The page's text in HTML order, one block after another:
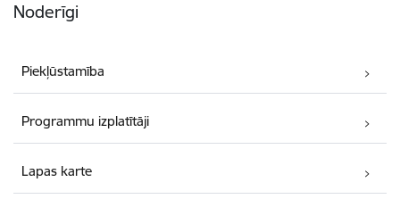
Noderīgi
Piekļūstamība
Programmu izplatītāji
Lapas karte